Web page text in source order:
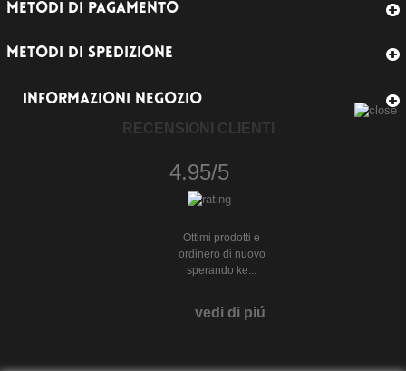
METODI DI PAGAMENTO
METODI DI SPEDIZIONE
INFORMAZIONI NEGOZIO
RECENSIONI CLIENTI
4.95/5
Ottimi prodotti e
ordinerò di nuovo
sperando ke...
vedi di piú